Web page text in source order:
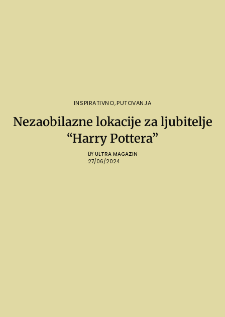
INSPIRATIVNO,PUTOVANJA
Nezaobilazne lokacije za ljubitelje
“Harry Pottera”
BY ULTRA MAGAZIN
27/06/2024